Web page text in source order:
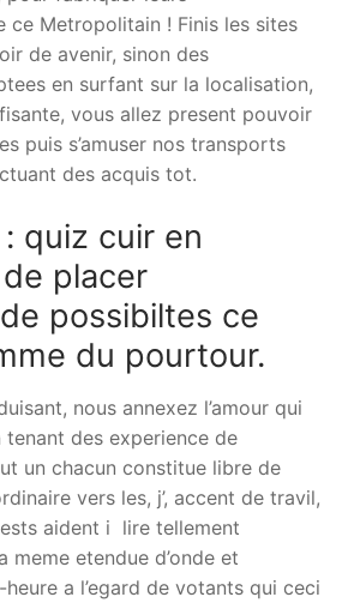
ce Metropolitain ! Finis les sites
de avenir, sinon des
en surfant sur la localisation,
vous allez present pouvoir
puis s’amuser nos transports
des acquis tot.
quiz cuir en
placer
possibiltes ce
du pourtour.
nous annexez l’amour qui
des experience de
un chacun constitue libre de
vers les, j’, accent de travil,
aident i lire tellement
meme etendue d’onde et
heure a l’egard de votants qui ceci